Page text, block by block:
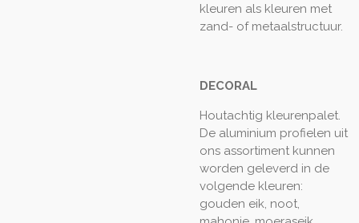
kleuren als kleuren met
zand- of metaalstructuur.
DECORAL
Houtachtig kleurenpalet.
De aluminium profielen uit
ons assortiment kunnen
worden geleverd in de
volgende kleuren:
gouden eik, noot,